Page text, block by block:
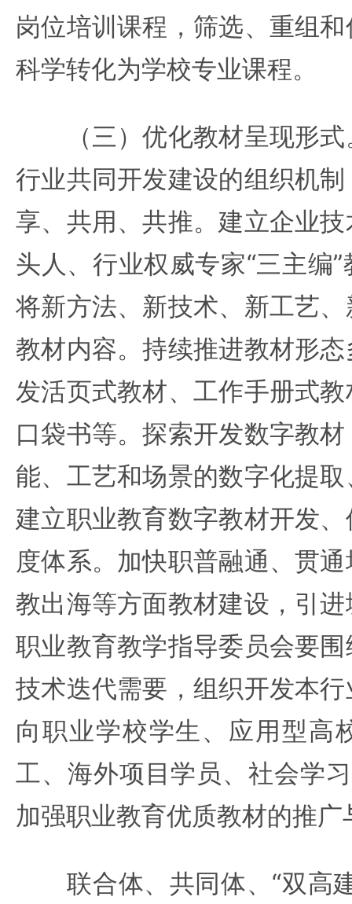
岗位培训课程，筛选、重组
科学转化为学校专业课程。
（三）优化教材呈现形式
行业共同开发建设的组织机
享、共用、共推。建立企业
头人、行业权威专家“三主编
将新方法、新技术、新工艺
教材内容。持续推进教材形
发活页式教材、工作手册式
口袋书等。探索开发数字教
能、工艺和场景的数字化提
建立职业教育数字教材开发
度体系。加快职普融通、贯
教出海等方面教材建设，引
职业教育教学指导委员会要
技术迭代需要，组织开发本
向职业学校学生、应用型高
工、海外项目学员、社会学
加强职业教育优质教材的推广
联合体、共同体、“双高